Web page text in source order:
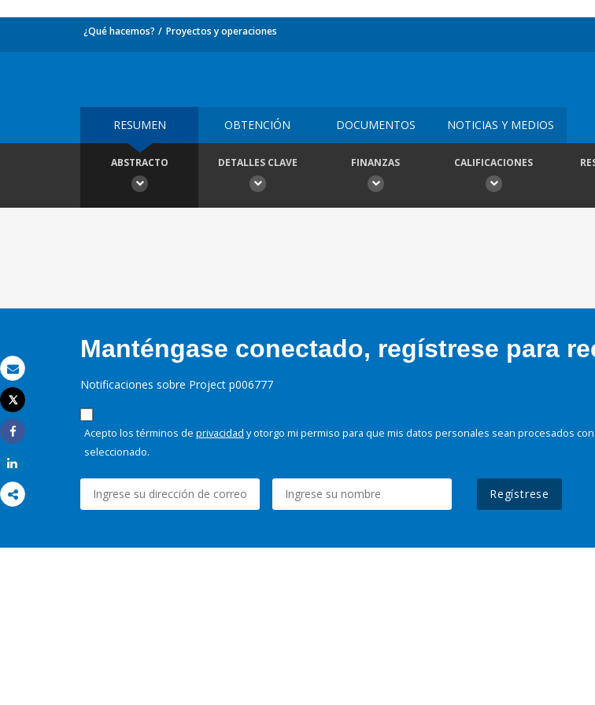
Correo electrónico
Imprimir
Tweet
Share
¿Qué hacemos? Proyectos y operaciones
RESUMEN OBTENCIÓN DOCUMENTOS NOTICIAS Y MEDIOS
ABSTRACTO DETALLES CLAVE FINANZAS CALIFICACIONES
Manténgase conectado, regístrese para
Notificaciones sobre Project p006777
Acepto los términos de privacidad y otorgo mi permiso para que mis datos personales sean procesados
seleccionado.
Regístrese